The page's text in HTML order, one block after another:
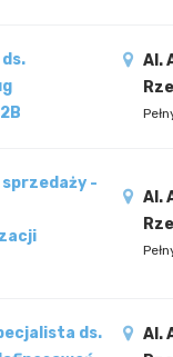
Al.
-
Al.
ds.
Al.